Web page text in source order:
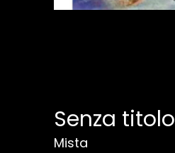
Senza titolo
Mista